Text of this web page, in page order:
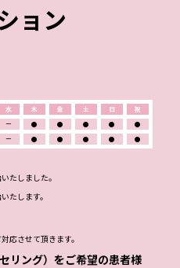
ョン
水 木 金 土 日
祝
ー ● ● ● ●
●
ー ● ● ● ● ●
たしました。
たします。
応させて頂きます。
リング）をご希望の患者様